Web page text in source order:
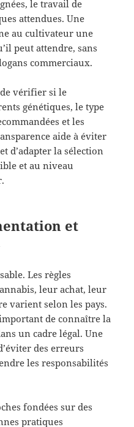
le travail de
attendues. Une
au cultivateur une
peut attendre, sans
commerciaux.
vérifier si le
génétiques, le type
et les
aide à éviter
d’adapter la sélection
et au niveau
et
Les règles
leur achat, leur
varient selon les pays.
de connaître la
un cadre légal. Une
des erreurs
les responsabilités
fondées sur des
pratiques